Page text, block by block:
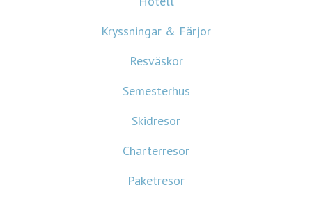
Kryssningar & Färjor
Resväskor
Semesterhus
Skidresor
Charterresor
Paketresor